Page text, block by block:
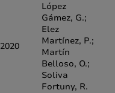
2020
López
Gámez, G.;
Elez
Martínez, P.;
Martín
Belloso, O.;
Soliva
Fortuny, R.